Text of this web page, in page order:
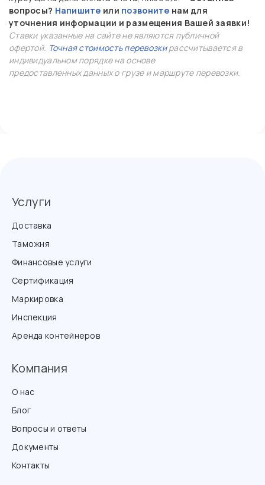
вопросы? Напишите или позвоните нам для
уточнения информации и размещения Вашей заявки!
Ставки указанные на сайте не являются публичной
офертой. Точная стоимость перевозкирассчитывается в
индивидуальном порядке на основе
предоставленных данных о грузе и маршруте перевозки.
Услуги
Доставка
Таможня
Финансовые услуги
Сертификация
Маркировка
Инспекция
Аренда контейнеров
Компания
О нас
Блог
Вопросы и ответы
Документы
Контакты